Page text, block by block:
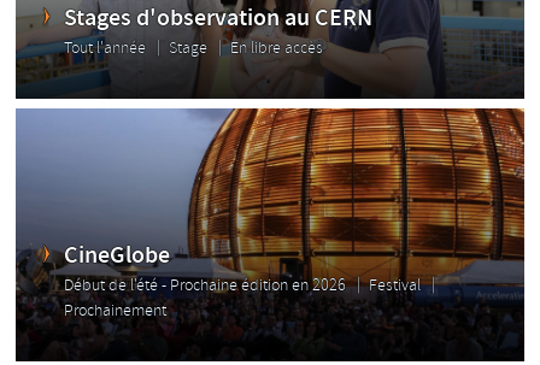
Stages d'observation au CERN
Tout l'année Stage En libre accès
CineGlobe
Début de l'été - Prochaine édition en 2026
Festival
Prochainement